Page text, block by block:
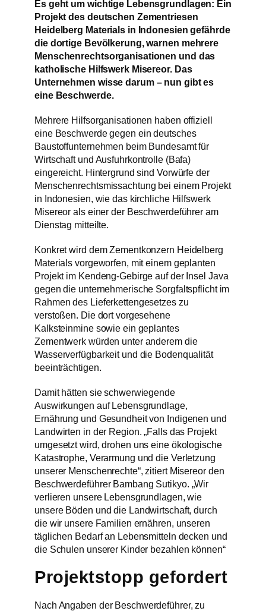
Es geht um wichtige Lebensgrundlagen: Ein
Projekt des deutschen Zementriesen
Heidelberg Materials in Indonesien gefährde
die dortige Bevölkerung, warnen mehrere
Menschenrechtsorganisationen und das
katholische Hilfswerk Misereor. Das
Unternehmen wisse darum – nun gibt es
eine Beschwerde.
Mehrere Hilfsorganisationen haben offiziell
eine Beschwerde gegen ein deutsches
Baustoffunternehmen beim Bundesamt für
Wirtschaft und Ausfuhrkontrolle (Bafa)
eingereicht. Hintergrund sind Vorwürfe der
Menschenrechtsmissachtung bei einem Projekt
in Indonesien, wie das kirchliche Hilfswerk
Misereor als einer der Beschwerdeführer am
Dienstag mitteilte.
Konkret wird dem Zementkonzern Heidelberg
Materials vorgeworfen, mit einem geplanten
Projekt im Kendeng-Gebirge auf der Insel Java
gegen die unternehmerische Sorgfaltspflicht im
Rahmen des Lieferkettengesetzes zu
verstoßen. Die dort vorgesehene
Kalksteinmine sowie ein geplantes
Zementwerk würden unter anderem die
Wasserverfügbarkeit und die Bodenqualität
beeinträchtigen.
Damit hätten sie schwerwiegende
Auswirkungen auf Lebensgrundlage,
Ernährung und Gesundheit von Indigenen und
Landwirten in der Region. „Falls das Projekt
umgesetzt wird, drohen uns eine ökologische
Katastrophe, Verarmung und die Verletzung
unserer Menschenrechte“, zitiert Misereor den
Beschwerdeführer Bambang Sutikyo. „Wir
verlieren unsere Lebensgrundlagen, wie
unsere Böden und die Landwirtschaft, durch
die wir unsere Familien ernähren, unseren
täglichen Bedarf an Lebensmitteln decken und
die Schulen unserer Kinder bezahlen können“
Projektstopp gefordert
Nach Angaben der Beschwerdeführer, zu